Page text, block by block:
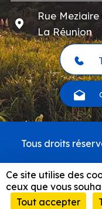
Rue
La Réunion
Pied
de
page
Tous droits
Mentions
Ce site utilise des
ceux que vous
Tout accepter